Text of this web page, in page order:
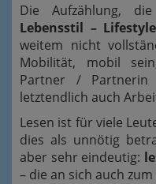
Die Aufzählung,
Lebensstil – Lifestyle
weitem nicht
Mobilität, mobil
Partner / Partnerin
letztendlich auch
Lesen ist für viele
dies als unnötig
aber sehr eindeutig:
– die an sich auch